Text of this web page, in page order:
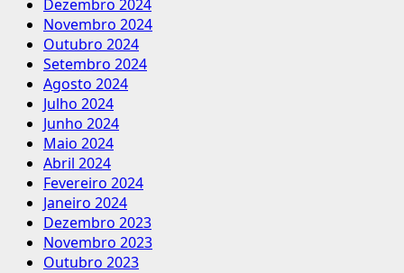
Dezembro 2024
Novembro 2024
Outubro 2024
Setembro 2024
Agosto 2024
Julho 2024
Junho 2024
Maio 2024
Abril 2024
Fevereiro 2024
Janeiro 2024
Dezembro 2023
Novembro 2023
Outubro 2023